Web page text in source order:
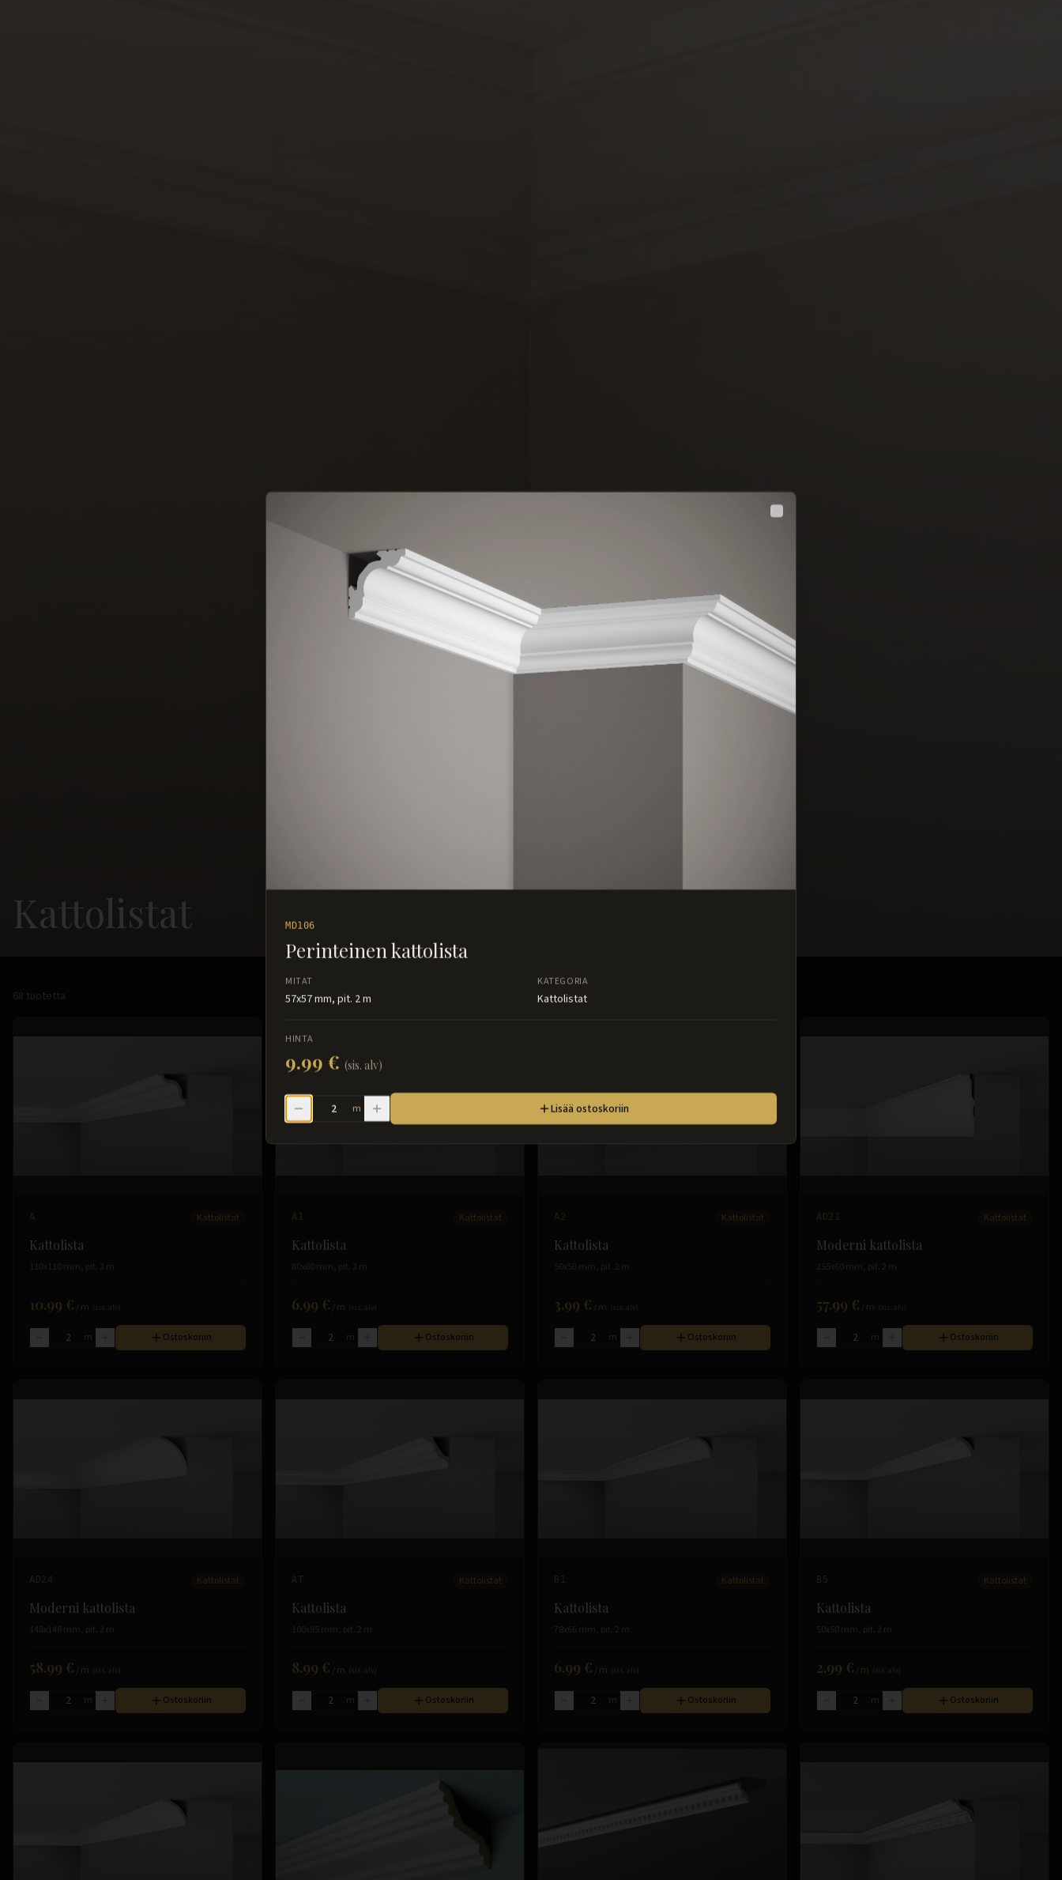
Kattolistat
68 tuotetta
A Kattolistat
Kattolista
110x110 mm, pit. 2 m
10.99 € /m
m Ostoskoriin
A1 Kattolistat
Kattolista
80x80 mm, pit. 2 m
6.99 € /m
m Ostoskoriin
A2 Kattolistat
Kattolista
50x50 mm, pit. 2 m
3.99 € /m
m Ostoskoriin
AD21 Kattolistat
Moderni kattolista
255x60 mm, pit. 2 m
57.99 € /m
m Ostoskoriin
AD24 Kattolistat
Moderni kattolista
148x148 mm, pit. 2 m
58.99 € /m
m Ostoskoriin
AT Kattolistat
Kattolista
100x95 mm, pit. 2 m
8.99 € /m
m Ostoskoriin
B1 Kattolistat
Kattolista
78x66 mm, pit. 2 m
6.99 € /m
m Ostoskoriin
B5 Kattolistat
Kattolista
50x50 mm, pit. 2 m
2.99 € /m
m Ostoskoriin
MD106
Perinteinen kattolista
MITAT
57x57 mm, pit. 2 m
KATEGORIA
Kattolistat
HINTA
9.99 € (sis. alv)
m Lisää ostoskoriin